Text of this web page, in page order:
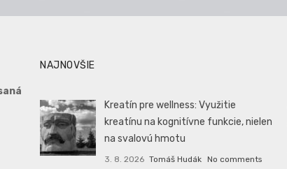
NAJNOVŠIE
Kreatín pre wellness: Využitie
kreatínu na kognitívne funkcie, nielen
na svalovú hmotu
3. 8. 2026 Tomáš Hudák No comments